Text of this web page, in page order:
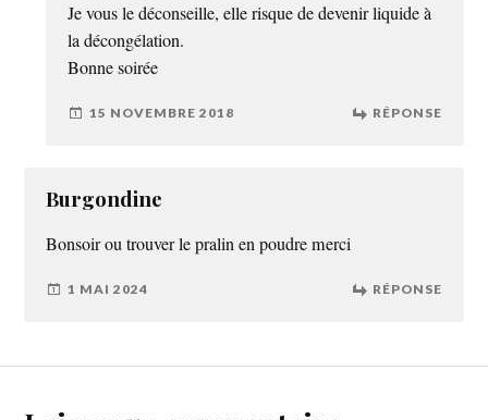
Je vous le déconseille, elle risque de devenir liquide à
la décongélation.
Bonne soirée
15 NOVEMBRE 2018 RÉPONSE
Burgondine
Bonsoir ou trouver le pralin en poudre merci
1 MAI 2024 RÉPONSE